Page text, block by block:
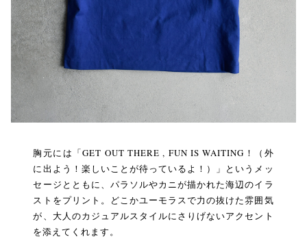
胸元には「GET OUT THERE , FUN IS WAITING！（外
に出よう！楽しいことが待っているよ！）」というメッ
セージとともに、パラソルやカニが描かれた海辺のイラ
ストをプリント。どこかユーモラスで力の抜けた雰囲気
が、大人のカジュアルスタイルにさりげないアクセント
を添えてくれます。